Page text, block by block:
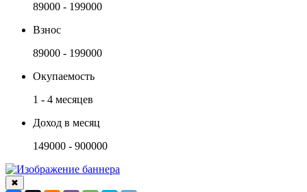
89000 - 199000
Взнос
89000 - 199000
Окупаемость
1 - 4 месяцев
Доход в месяц
149000 - 900000
✖